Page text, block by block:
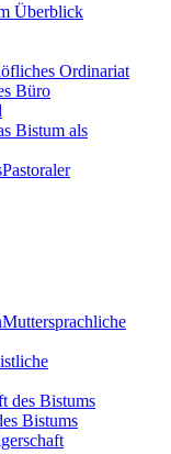
Überblick
Ordinariat
Büro
Bistum als
Pastoraler
Muttersprachliche
Bistums